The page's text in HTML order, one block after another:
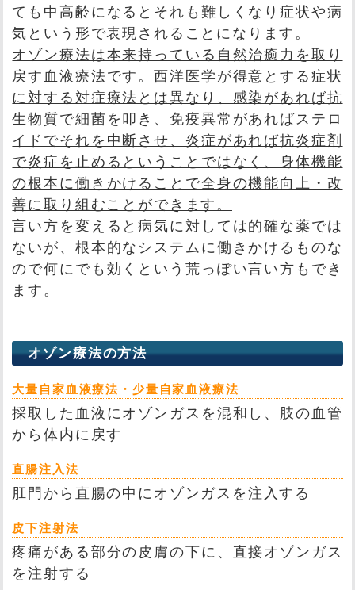
ても中高齢になるとそれも難しくなり症状や病
気という形で表現されることになります。
オゾン療法は本来持っている自然治癒力を取り
戻す血液療法です。西洋医学が得意とする症状
に対する対症療法とは異なり、感染があれば抗
生物質で細菌を叩き、免疫異常があればステロ
イドでそれを中断させ、炎症があれば抗炎症剤
で炎症を止めるということではなく、身体機能
の根本に働きかけることで全身の機能向上・改
善に取り組むことができます。
言い方を変えると病気に対しては的確な薬では
ないが、根本的なシステムに働きかけるものな
ので何にでも効くという荒っぽい言い方もでき
ます。
オゾン療法の方法
大量自家血液療法・少量自家血液療法
採取した血液にオゾンガスを混和し、肢の血管
から体内に戻す
直腸注入法
肛門から直腸の中にオゾンガスを注入する
皮下注射法
疼痛がある部分の皮膚の下に、直接オゾンガス
を注射する